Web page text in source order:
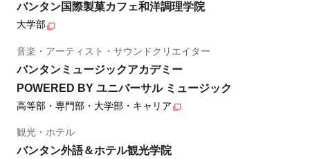
バンタン国際製菓カフェ和洋調理学院
大学部
音楽・アーティスト・サウンドクリエイター
バンタンミュージックアカデミー
POWERED BY ユニバーサル ミュージック
高等部・専門部・大学部・キャリア
観光・ホテル
バンタン外語＆ホテル観光学院